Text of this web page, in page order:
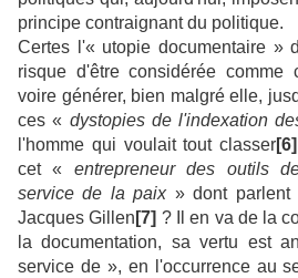
principe contraignant du politique.
Certes l'« utopie documentaire »
risque d'être considérée comme
voire générer, bien malgré elle,
ces « dystopies de l'indexation
l'homme qui voulait tout classer[6]
cet « entrepreneur des outils
service de la paix » dont parlent
Jacques Gillen [7] ? Il en va de la
la documentation, sa vertu est
service de », en l'occurrence au